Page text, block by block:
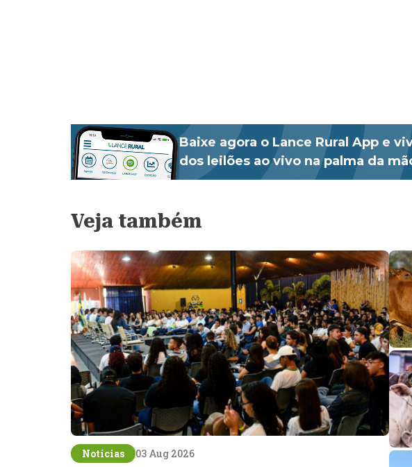
Baixe agora o Lance Rural App e
dos leilões ao vivo na palma da
Veja também
Notícias 03 Aug 2026